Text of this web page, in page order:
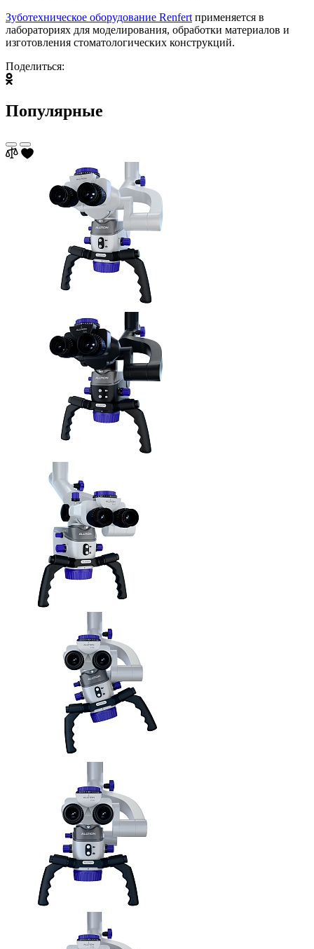
Зуботехническое оборудование Renfert применяется в
лабораториях для моделирования, обработки материалов и
изготовления стоматологических конструкций.
Поделиться:
Популярные